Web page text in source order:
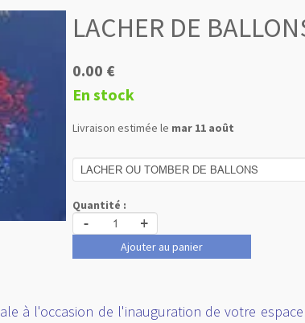
LACHER DE
0.00 €
En stock
Livraison estimée le mar 11 août
Quantité :
- +
Ajouter au panier